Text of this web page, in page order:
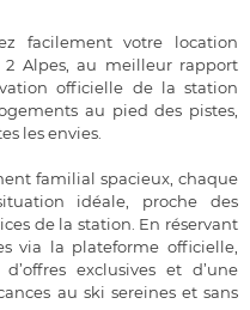
facilement votre location
Alpes, au meilleur rapport
officielle de la station
au pied des pistes,
les envies.
familial spacieux, chaque
idéale, proche des
de la station. En réservant
via la plateforme officielle,
exclusives et d’une
au ski sereines et sans